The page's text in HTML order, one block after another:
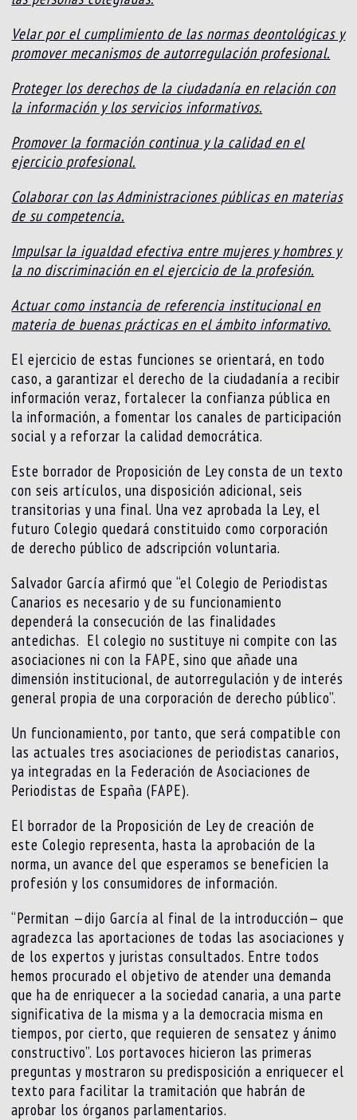
Velar por el cumplimiento de las normas deontológicas y
promover mecanismos de autorregulación profesional.
Proteger los derechos de la ciudadanía en relación con
la información y los servicios informativos.
Promover la formación continua y la calidad en el
ejercicio profesional.
Colaborar con las Administraciones públicas en materias
de su competencia.
Impulsar la igualdad efectiva entre mujeres y hombres y
la no discriminación en el ejercicio de la profesión.
Actuar como instancia de referencia institucional en
materia de buenas prácticas en el ámbito informativo.
El ejercicio de estas funciones se orientará, en todo
caso, a garantizar el derecho de la ciudadanía a recibir
información veraz, fortalecer la confianza pública en
la información, a fomentar los canales de participación
social y a reforzar la calidad democrática.
Este borrador de Proposición de Ley consta de un texto
con seis artículos, una disposición adicional, seis
transitorias y una final. Una vez aprobada la Ley, el
futuro Colegio quedará constituido como corporación
de derecho público de adscripción voluntaria.
Salvador García afirmó que “el Colegio de Periodistas
Canarios es necesario y de su funcionamiento
dependerá la consecución de las finalidades
antedichas. El colegio no sustituye ni compite con las
asociaciones ni con la FAPE, sino que añade una
dimensión institucional, de autorregulación y de interés
general propia de una corporación de derecho público”.
Un funcionamiento, por tanto, que será compatible con
las actuales tres asociaciones de periodistas canarios,
ya integradas en la Federación de Asociaciones de
Periodistas de España (FAPE).
El borrador de la Proposición de Ley de creación de
este Colegio representa, hasta la aprobación de la
norma, un avance del que esperamos se beneficien la
profesión y los consumidores de información.
“Permitan —dijo García al final de la introducción— que
agradezca las aportaciones de todas las asociaciones y
de los expertos y juristas consultados. Entre todos
hemos procurado el objetivo de atender una demanda
que ha de enriquecer a la sociedad canaria, a una parte
significativa de la misma y a la democracia misma en
tiempos, por cierto, que requieren de sensatez y ánimo
constructivo”. Los portavoces hicieron las primeras
preguntas y mostraron su predisposición a enriquecer el
texto para facilitar la tramitación que habrán de
aprobar los órganos parlamentarios.